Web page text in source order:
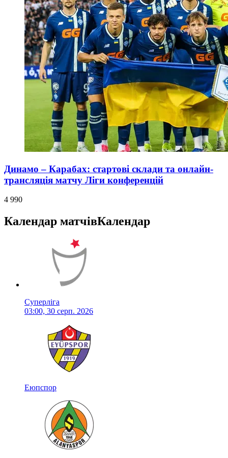
Динамо – Карабах: стартові склади та онлайн-
трансляція матчу Ліги конференцій
4 990
Календар матчівКалендар
Суперліга
03:00, 30 серп. 2026
Еюпспор